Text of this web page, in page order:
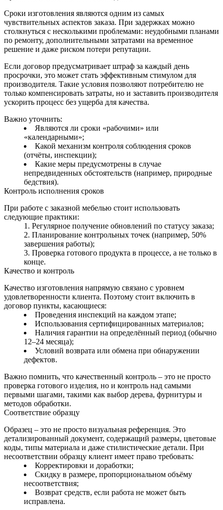
Сроки изготовления являются одним из самых
чувствительных аспектов заказа. При задержках можно
столкнуться с несколькими проблемами: неудобными планами
по ремонту, дополнительными затратами на временное
решение и даже риском потери репутации.
Если договор предусматривает штраф за каждый день
просрочки, это может стать эффективным стимулом для
производителя. Такие условия позволяют потребителю не
только компенсировать затраты, но и заставить производителя
ускорить процесс без ущерба для качества.
Важно уточнить:
Являются ли сроки «рабочими» или
«календарными»;
Какой механизм контроля соблюдения сроков
(отчёты, инспекции);
Какие меры предусмотрены в случае
непредвиденных обстоятельств (например, природные
бедствия).
Контроль исполнения сроков
При работе с заказной мебелью стоит использовать
следующие практики:
Регулярное получение обновлений по статусу заказа;
Планирование контрольных точек (например, 50%
завершения работы);
Проверка готового продукта в процессе, а не только в
конце.
Качество и контроль
Качество изготовления напрямую связано с уровнем
удовлетворенности клиента. Поэтому стоит включить в
договор пункты, касающиеся:
Проведения инспекций на каждом этапе;
Использования сертифицированных материалов;
Наличия гарантии на определённый период (обычно
12–24 месяца);
Условий возврата или обмена при обнаружении
дефектов.
Важно помнить, что качественный контроль – это не просто
проверка готового изделия, но и контроль над самыми
первыми шагами, такими как выбор дерева, фурнитуры и
методов обработки.
Соответствие образцу
Образец – это не просто визуальная референция. Это
детализированный документ, содержащий размеры, цветовые
коды, типы материала и даже стилистические детали. При
несоответствии образцу клиент имеет право требовать:
Корректировки и доработки;
Скидку в размере, пропорциональном объёму
несоответствия;
Возврат средств, если работа не может быть
исправлена.